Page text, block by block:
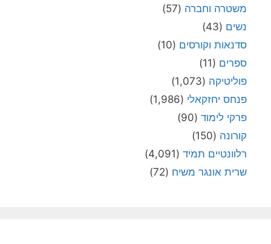
משטרה וחברה (57)
נשים (43)
סדנאות וקורסים (10)
ספרים (11)
פוליטיקה (1,073)
פנחס יחזקאלי (1,986)
פרקי לימוד (90)
קורונה (150)
רלוונטיים תמיד (4,091)
שרית אונגר משיח (72)